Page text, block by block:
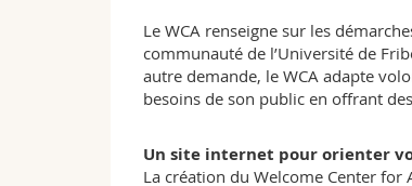
Le WCA renseigne sur les
communauté de l’Université de
autre demande, le WCA adapte
besoins de son public en offrant
Un site internet pour orienter
La création du Welcome Center for